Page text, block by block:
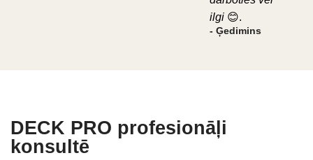
ilgi 😊.
- Ģedimins
DECK PRO profesionāļi
konsultē